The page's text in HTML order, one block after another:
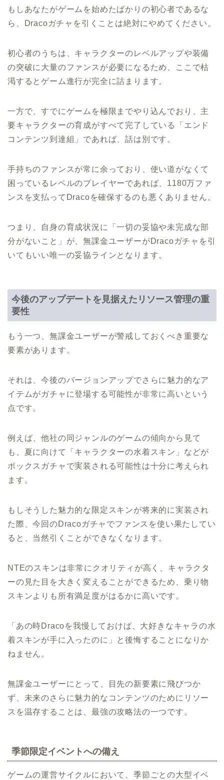
もしあなたがゲームを始めたばかりの初心者であるな
ら、Dracoガチャを引くことは絶対にやめてください。
初心者のうちは、キャラクターのレベルアップや装備
の突破に大量のファンスが必要になるため、ここで枯
渇するとゲーム進行が完全に詰まります。
一方で、すでにゲームを極限までやり込んでおり、主
要キャラクターの育成がすべて完了している「エンド
コンテンツ到達組」であれば、話は別です。
手持ちのファンスが常に余っており、使い道がなくて
困っているレベルのプレイヤーであれば、1180万ファ
ンスを支払ってDracoを確保するのも悪くありません。
つまり、自身の育成状況に「一切の妥協や未完成な部
分がないこと」が、無課金ユーザーがDracoガチャを引
いてもいい唯一の妥協ラインとなります。
今後のアップデートを見据えたリソース管理の重
要性
もう一つ、無課金ユーザーが警戒しておくべき重要な
要素があります。
それは、今後のバージョンアップでさらに魅力的なア
イテムがガチャに登場する可能性が非常に高いという
点です。
例えば、他社の同ジャンルのゲームの傾向から見て
も、夏に向けて「キャラクターの水着スキン」などが
ボックスガチャで実装される可能性は十分に考えられ
ます。
もしそうした魅力的な限定スキンが将来的に実装され
た際、今回のDracoガチャでファンスを使い果たしてい
ると、当然引くことができなくなります。
NTEのスキンは非常にクオリティが高く、キャラクタ
ーの見た目を大きく変えることができるため、乗り物
スキンよりも所有満足度がはるかに高いです。
「あの時Dracoを我慢しておけば、大好きなキャラの水
着スキンが手に入ったのに」と後悔することになりか
ねません。
無課金ユーザーにとって、目先の新要素に飛びつか
ず、未来のさらに魅力的なコンテンツのためにリソー
スを温存することは、最強の攻略法の一つです。
季節限定イベントへの備え
ゲームの運営サイクルにおいて、季節ごとの大型イベ